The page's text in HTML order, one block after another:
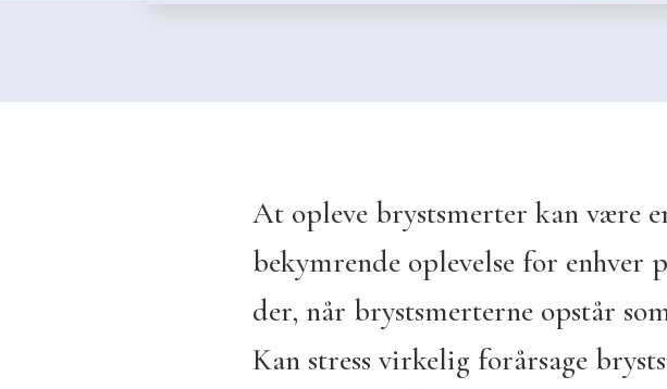
At opleve brystsmerter kan være
bekymrende oplevelse for enhver
der, når brystsmerterne opstår
Kan stress virkelig forårsage